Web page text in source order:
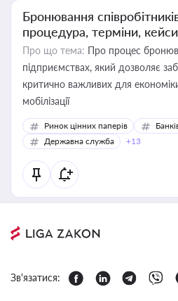
Бронювання
процедура, терміни, кейси
Про що тема: Про процес
підприємствах, який дозволяє
критично важливих для
мобілізації
Ринок цінних паперів
Державна служба
+13
Зв'язатися: